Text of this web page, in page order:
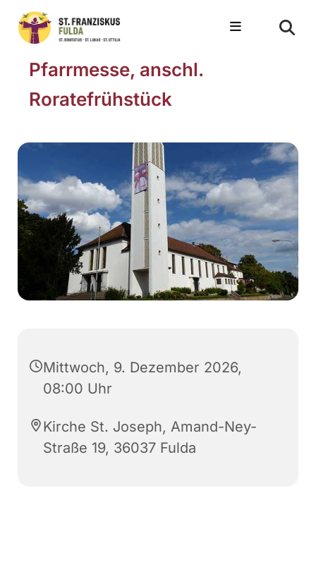
Pfarrmesse, anschl.
Roratefrühstück
Mittwoch, 9. Dezember 2026,
08:00 Uhr
Kirche St. Joseph, Amand-Ney-
Straße 19, 36037 Fulda